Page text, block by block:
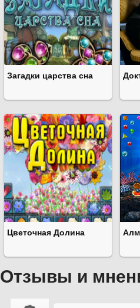
Загадки царства сна
Цветочная Долина
Отзывы и